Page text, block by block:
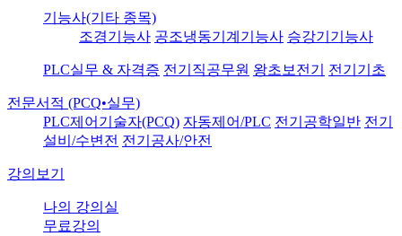
기능사(기타 종목)
조경기능사 공조냉동기계기능사 승강기기능사
PLC실무 & 자격증 전기직공무원 왕초보전기 전기기초
전문서적 (PCQ•실무)
PLC제어기술자(PCQ) 자동제어/PLC 전기공학일반 전기
설비/수변전 전기공사/안전
강의보기
나의 강의실
무료강의